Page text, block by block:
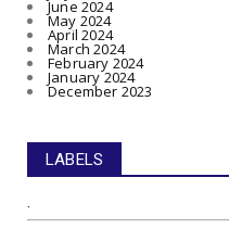
June 2024
May 2024
April 2024
March 2024
February 2024
January 2024
December 2023
LABELS
.